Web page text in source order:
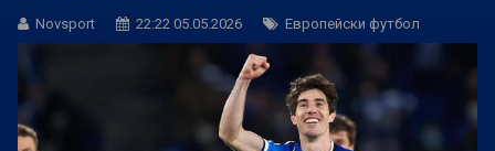
Novsport 22:22 05.05.2026 Европейски футбол